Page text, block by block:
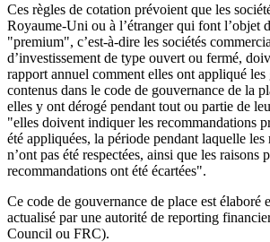
Ces règles de cotation prévoient que les
Royaume-Uni ou à l’étranger qui font l’objet
"premium", c’est-à-dire les sociétés
d’investissement de type ouvert ou fermé,
rapport annuel comment elles ont appliqué les
contenus dans le code de gouvernance de la
elles y ont dérogé pendant tout ou partie de
"elles doivent indiquer les recommandations
été appliquées, la période pendant laquelle les
n’ont pas été respectées, ainsi que les raisons
recommandations ont été écartées".
Ce code de gouvernance de place est élaboré
actualisé par une autorité de reporting
Council ou FRC).